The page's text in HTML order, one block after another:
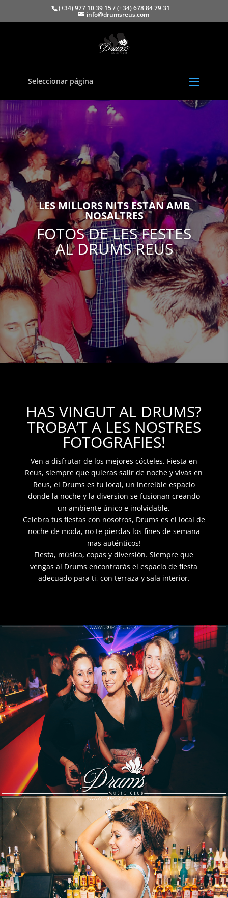
(+34) 977 10 39 15 / (+34) 678 84 79 31
info@drumsreus.com
Seleccionar página
LES MILLORS NITS ESTAN AMB
NOSALTRES
FOTOS DE LES FESTES
AL DRUMS REUS
HAS VINGUT AL DRUMS?
TROBA’T A LES NOSTRES
FOTOGRAFIES!
Ven a disfrutar de los mejores cócteles. Fiesta en
Reus, siempre que quieras salir de noche y vivas en
Reus, el Drums es tu local, un increíble espacio
donde la noche y la diversion se fusionan creando
un ambiente único e inolvidable.
Celebra tus fiestas con nosotros, Drums es el local de
noche de moda, no te pierdas los fines de semana
mas auténticos!
Fiesta, música, copas y diversión. Siempre que
vengas al Drums encontrarás el espacio de fiesta
adecuado para ti, con terraza y sala interior.